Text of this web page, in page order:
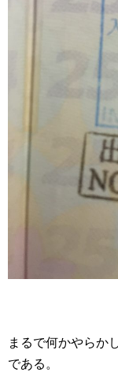
まるで何かやらか
である。